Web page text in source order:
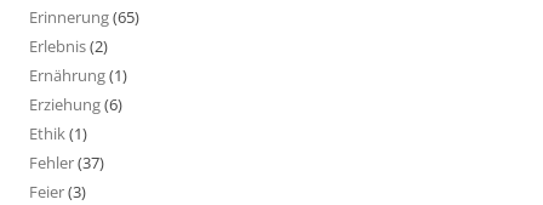
Erinnerung(65)
Erlebnis(2)
Ernährung(1)
Erziehung(6)
Ethik(1)
Fehler(37)
Feier(3)